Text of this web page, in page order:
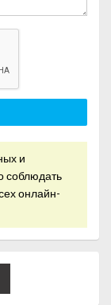
и
соблюдать
онлайн-